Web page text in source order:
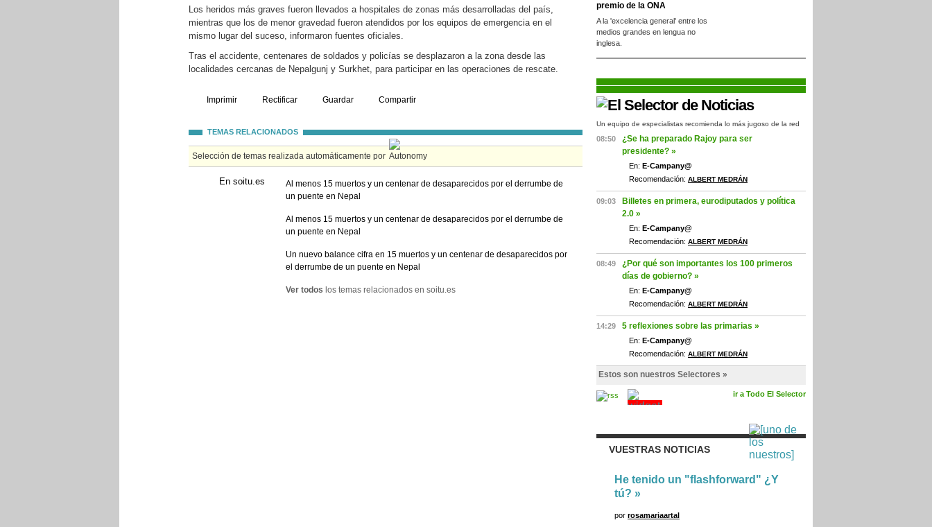
Los heridos más graves fueron llevados a hospitales de zonas más desarrolladas del país,
mientras que los de menor gravedad fueron atendidos por los equipos de emergencia en el
mismo lugar del suceso, informaron fuentes oficiales.
Tras el accidente, centenares de soldados y policías se desplazaron a la zona desde las
localidades cercanas de Nepalgunj y Surkhet, para participar en las operaciones de rescate.
Imprimir Rectificar Guardar Compartir
TEMAS RELACIONADOS
Selección de temas realizada automáticamente por
En soitu.es
Al menos 15 muertos y un centenar de desaparecidos por el derrumbe de
un puente en Nepal
Al menos 15 muertos y un centenar de desaparecidos por el derrumbe de
un puente en Nepal
Un nuevo balance cifra en 15 muertos y un centenar de desaparecidos por
el derrumbe de un puente en Nepal
Ver todos los temas relacionados en soitu.es
premio de la ONA
A la 'excelencia general' entre los
medios grandes en lengua no
inglesa.
Un equipo de especialistas recomienda lo más jugoso de la red
08:50
¿Se ha preparado Rajoy para ser
presidente? »
En: E-Campany@
Recomendación: ALBERT MEDRÁN
09:03
Billetes en primera, eurodiputados y política
2.0 »
En: E-Campany@
Recomendación: ALBERT MEDRÁN
08:49
¿Por qué son importantes los 100 primeros
días de gobierno? »
En: E-Campany@
Recomendación: ALBERT MEDRÁN
14:29 5 reflexiones sobre las primarias »
En: E-Campany@
Recomendación: ALBERT MEDRÁN
Estos son nuestros Selectores »
ir a Todo El Selector
VUESTRAS NOTICIAS
He tenido un "flashforward" ¿Y
tú? »
por rosamariaartal